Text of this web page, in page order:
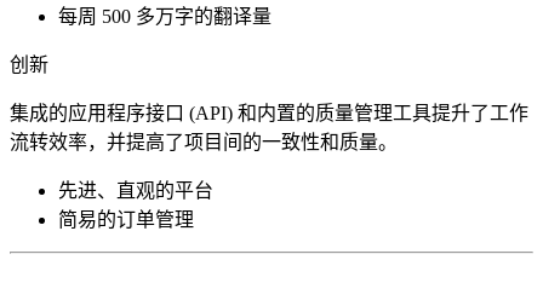
每周 500 多万字的翻译量
创新
集成的应用程序接口 (API) 和内置的质量管理工具提升了工作
流转效率，并提高了项目间的一致性和质量。
先进、直观的平台
简易的订单管理